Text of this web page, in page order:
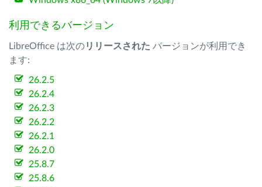
利用できるバージョン
LibreOffice は次のリリースされた バージョンが利用でき
ます:
26.2.5
26.2.4
26.2.3
26.2.2
26.2.1
26.2.0
25.8.7
25.8.6